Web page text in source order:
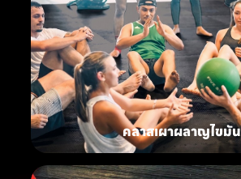
คลาสเผาผลาญไขมัน